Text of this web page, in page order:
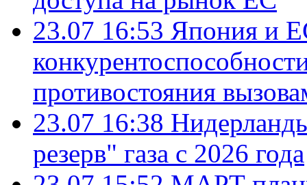
23.07 16:53 Япония и
противостояния
23.07 16:38
резерв" газа с 2026 года